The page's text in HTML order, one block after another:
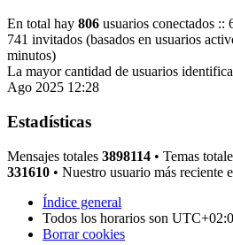
En total hay 806 usuarios conectados ::
741 invitados (basados en usuarios
minutos)
La mayor cantidad de usuarios
Ago 2025 12:28
Estadísticas
Mensajes totales 3898114 • Temas
331610 • Nuestro usuario más reciente
Índice general
Todos los horarios son
Borrar cookies